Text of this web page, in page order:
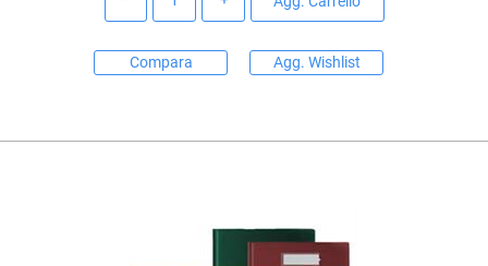
Compara Agg. Wishlist